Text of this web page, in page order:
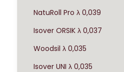
NatuRoll Pro λ 0,039
Isover ORSIK λ 0,037
Woodsil λ 0,035
Isover UNI λ 0,035